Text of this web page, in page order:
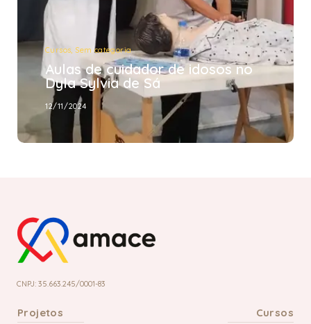
Cursos,Sem categoria
Aulas de cuidador de idosos no
Dyla Sylvia de Sá
12/11/2024
CNPJ: 35.663.245/0001-83
Projetos Cursos